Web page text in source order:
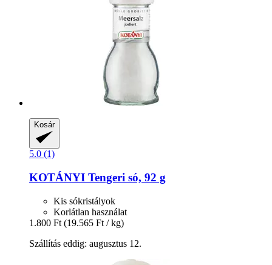
Kosár
5.0 (1)
KOTÁNYI Tengeri só, 92 g
Kis sókristályok
Korlátlan használat
1.800 Ft (19.565 Ft / kg)
Szállítás eddig: augusztus 12.